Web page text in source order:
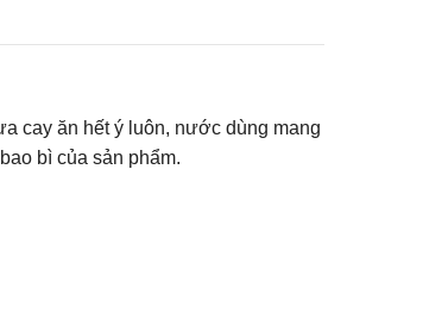
cay ăn hết ý luôn, nước dùng mang
bì của sản phẩm.